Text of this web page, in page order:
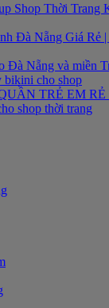
Shop Thời Trang
Đà Nẵng Giá Rẻ
Đà Nẵng và miền
bikini cho shop
TRẺ EM RẺ
shop thời trang